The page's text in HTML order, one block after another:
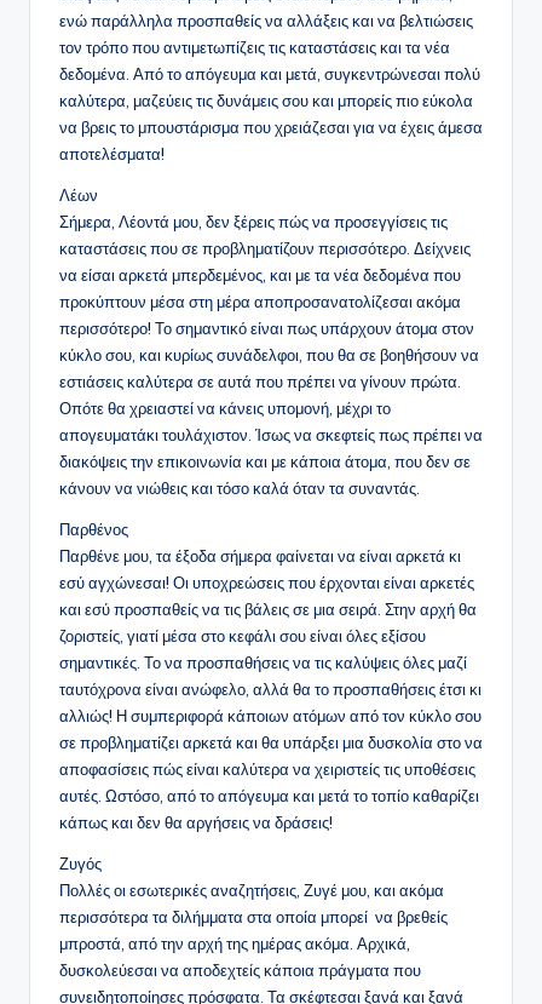
ενώ παράλληλα προσπαθείς να αλλάξεις και να βελτιώσεις
τον τρόπο που αντιμετωπίζεις τις καταστάσεις και τα νέα
δεδομένα. Από το απόγευμα και μετά, συγκεντρώνεσαι πολύ
καλύτερα, μαζεύεις τις δυνάμεις σου και μπορείς πιο εύκολα
να βρεις το μπουστάρισμα που χρειάζεσαι για να έχεις άμεσα
αποτελέσματα!
Λέων
Σήμερα, Λέοντά μου, δεν ξέρεις πώς να προσεγγίσεις τις
καταστάσεις που σε προβληματίζουν περισσότερο. Δείχνεις
να είσαι αρκετά μπερδεμένος, και με τα νέα δεδομένα που
προκύπτουν μέσα στη μέρα αποπροσανατολίζεσαι ακόμα
περισσότερο! Το σημαντικό είναι πως υπάρχουν άτομα στον
κύκλο σου, και κυρίως συνάδελφοι, που θα σε βοηθήσουν να
εστιάσεις καλύτερα σε αυτά που πρέπει να γίνουν πρώτα.
Οπότε θα χρειαστεί να κάνεις υπομονή, μέχρι το
απογευματάκι τουλάχιστον. Ίσως να σκεφτείς πως πρέπει να
διακόψεις την επικοινωνία και με κάποια άτομα, που δεν σε
κάνουν να νιώθεις και τόσο καλά όταν τα συναντάς.
Παρθένος
Παρθένε μου, τα έξοδα σήμερα φαίνεται να είναι αρκετά κι
εσύ αγχώνεσαι! Οι υποχρεώσεις που έρχονται είναι αρκετές
και εσύ προσπαθείς να τις βάλεις σε μια σειρά. Στην αρχή θα
ζοριστείς, γιατί μέσα στο κεφάλι σου είναι όλες εξίσου
σημαντικές. Το να προσπαθήσεις να τις καλύψεις όλες μαζί
ταυτόχρονα είναι ανώφελο, αλλά θα το προσπαθήσεις έτσι κι
αλλιώς! Η συμπεριφορά κάποιων ατόμων από τον κύκλο σου
σε προβληματίζει αρκετά και θα υπάρξει μια δυσκολία στο να
αποφασίσεις πώς είναι καλύτερα να χειριστείς τις υποθέσεις
αυτές. Ωστόσο, από το απόγευμα και μετά το τοπίο καθαρίζει
κάπως και δεν θα αργήσεις να δράσεις!
Ζυγός
Πολλές οι εσωτερικές αναζητήσεις, Ζυγέ μου, και ακόμα
περισσότερα τα διλήμματα στα οποία μπορεί να βρεθείς
μπροστά, από την αρχή της ημέρας ακόμα. Αρχικά,
δυσκολεύεσαι να αποδεχτείς κάποια πράγματα που
συνειδητοποίησες πρόσφατα. Τα σκέφτεσαι ξανά και ξανά